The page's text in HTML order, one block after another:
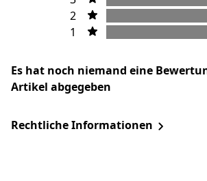
2
1
Es hat noch niemand eine
Artikel abgegeben
Rechtliche Informationen